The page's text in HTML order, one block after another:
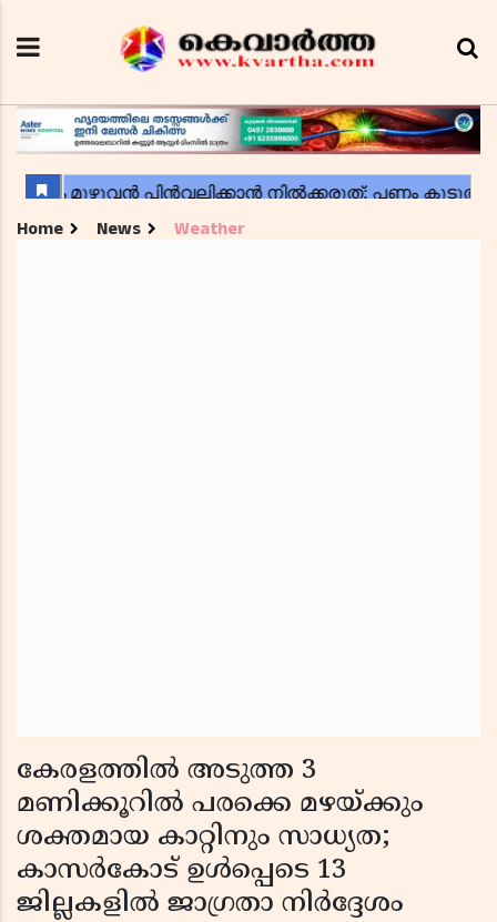
Home News Weather
കേരളത്തിൽ അടുത്ത 3
മണിക്കൂറിൽ പരക്കെ മഴയ്ക്കും
ശക്തമായ കാറ്റിനും സാധ്യത;
കാസർകോട് ഉൾപ്പെടെ 13
ജില്ലകളിൽ ജാഗ്രതാ നിർദ്ദേശം